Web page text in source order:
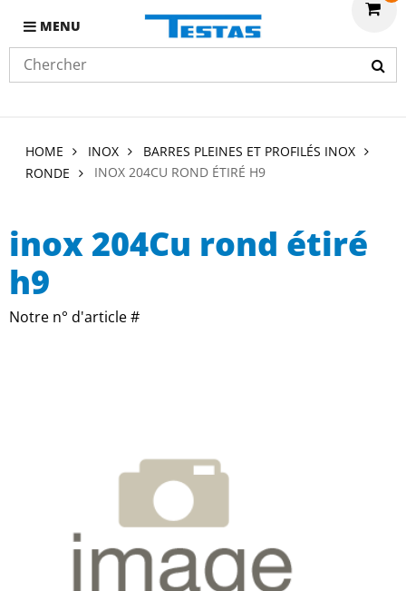
MENU
HOME INOX
BARRES PLEINES ET PROFILÉS INOX
RONDE
INOX 204CU ROND ÉTIRÉ H9
inox 204Cu rond étiré
h9
Notre n° d'article #